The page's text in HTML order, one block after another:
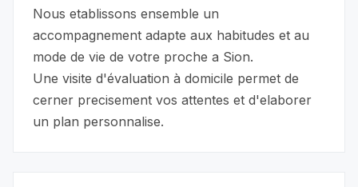
Nous etablissons ensemble un
accompagnement adapte aux habitudes et au
mode de vie de votre proche a Sion.
Une visite d'évaluation à domicile permet de
cerner precisement vos attentes et d'elaborer
un plan personnalise.